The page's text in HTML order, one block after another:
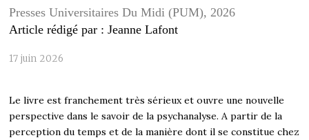
Presses Universitaires Du Midi (PUM), 2026
Article rédigé par : Jeanne Lafont
17 juin 2026
Le livre est franchement très sérieux et ouvre une nouvelle
perspective dans le savoir de la psychanalyse. A partir de la
perception du temps et de la manière dont il se constitue chez